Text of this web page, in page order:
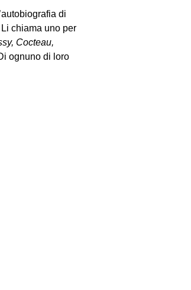
di
chiama uno per
Cocteau,
ognuno di loro